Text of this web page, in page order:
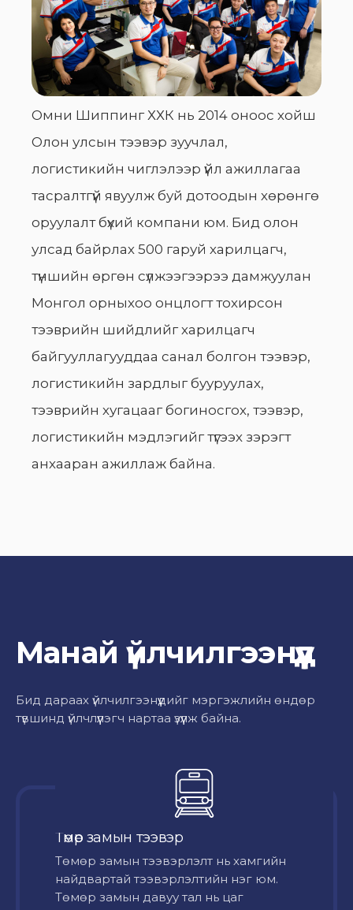
Омни Шиппинг ХХК нь 2014 оноос хойш
Олон улсын тээвэр зуучлал,
логистикийн чиглэлээр үйл ажиллагаа
тасралтгүй явуулж буй дотоодын хөрөнгө
оруулалт бүхий компани юм. Бид олон
улсад байрлах 500 гаруй харилцагч,
түншийн өргөн сүлжээгээрээ дамжуулан
Монгол орныхоо онцлогт тохирсон
тээврийн шийдлийг харилцагч
байгууллагууддаа санал болгон тээвэр,
логистикийн зардлыг бууруулах,
тээврийн хугацааг богиносгох, тээвэр,
логистикийн мэдлэгийг түгээх зэрэгт
анхааран ажиллаж байна.
Манай үйлчилгээнүүд
Бид дараах үйлчилгээнүүдийг мэргэжлийн өндөр
түвшинд үйлчлүүлэгч нартаа үзүүлж байна.
Төмөр замын тээвэр
Төмөр замын тээвэрлэлт нь хамгийн
найдвартай тээвэрлэлтийн нэг юм.
Төмөр замын давуу тал нь цаг